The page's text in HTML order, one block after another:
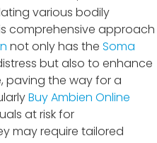
various bodily
comprehensive approach
not only has the Soma
but also to enhance
paving the way for a
Buy Ambien Online
at risk for
may require tailored